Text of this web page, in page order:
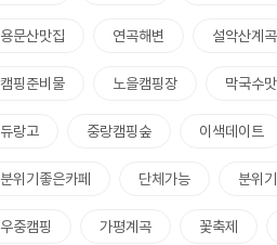
용문산맛집 연곡해변 설악산계곡
캠핑준비물 노을캠핑장 막국수
듀랑고 중랑캠핑숲 이색데이트
분위기좋은카페 단체가능 분위
우중캠핑 가평계곡 꽃축제